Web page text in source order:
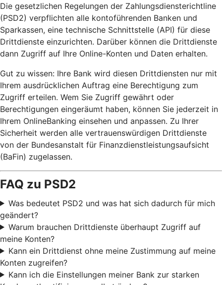
Die gesetzlichen Regelungen der Zahlungsdiensterichtline
(PSD2) verpflichten alle kontoführenden Banken und
Sparkassen, eine technische Schnittstelle (API) für diese
Drittdienste einzurichten. Darüber können die Drittdienste
dann Zugriff auf Ihre Online-Konten und Daten erhalten.
Gut zu wissen: Ihre Bank wird diesen Drittdiensten nur mit
Ihrem ausdrücklichen Auftrag eine Berechtigung zum
Zugriff erteilen. Wem Sie Zugriff gewährt oder
Berechtigungen eingeräumt haben, können Sie jederzeit in
Ihrem OnlineBanking einsehen und anpassen. Zu Ihrer
Sicherheit werden alle vertrauenswürdigen Drittdienste
von der Bundesanstalt für Finanzdienstleistungsaufsicht
(BaFin) zugelassen.
FAQ zu PSD2
Was bedeutet PSD2 und was hat sich dadurch für mich
geändert?
Warum brauchen Drittdienste überhaupt Zugriff auf
meine Konten?
Kann ein Drittdienst ohne meine Zustimmung auf meine
Konten zugreifen?
Kann ich die Einstellungen meiner Bank zur starken